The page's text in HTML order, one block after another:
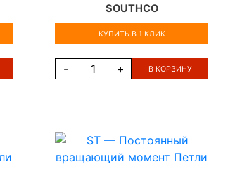
SOUTHCO
КУПИТЬ В 1 КЛИК
- + В КОРЗИНУ